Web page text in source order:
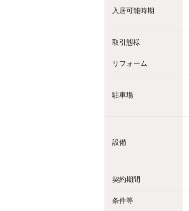
入居可能時期
取引態様
リフォーム
駐車場
設備
契約期間
条件等